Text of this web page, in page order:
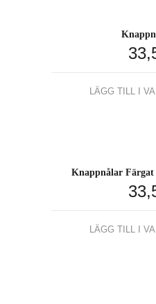
LÄGG TILL I
Knappnålar Färgat
LÄGG TILL I